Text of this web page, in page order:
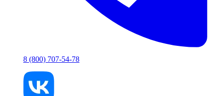
8 (800) 707-54-78